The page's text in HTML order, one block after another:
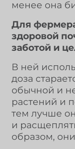
менее она
Для
здоровой
заботой и
В ней
доза
обычной и
растений и
тем лучше
и
образом,